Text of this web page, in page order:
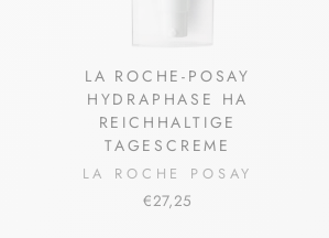
LA ROCHE-POSAY
HYDRAPHASE HA
REICHHALTIGE
TAGESCREME
LA ROCHE POSAY
€27,25